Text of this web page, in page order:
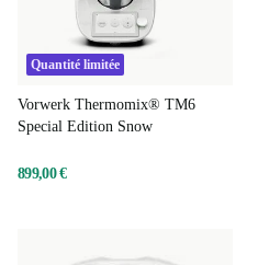
Quantité limitée
Vorwerk Thermomix® TM6
Special Edition Snow
899,00 €